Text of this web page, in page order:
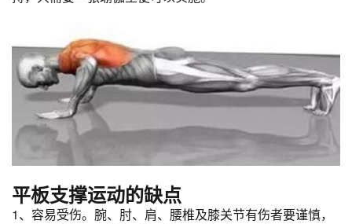
平板支撑运动的缺点
1、容易受伤。腕、肘、肩、腰椎及膝关节有伤者要谨慎，